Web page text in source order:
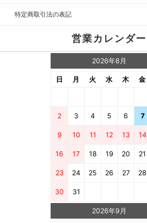
特定商取引法の表記
営業カレンダー
2026年8月
日 月 火 水 木 金
2 3 4 5 6 7
9 10 11 12 13 14
16 17 18 19 20 21
23 24 25 26 27 28
30 31
2026年9月